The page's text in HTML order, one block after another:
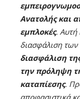
Ανατολής και
εμπλοκές. Αυτή
διασφάλιση
διασφάλιση
την πρόληψη
καταπίεσης.